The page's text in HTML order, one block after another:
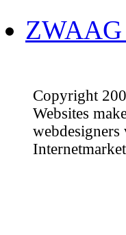
Copyright
Websites
webdesigners